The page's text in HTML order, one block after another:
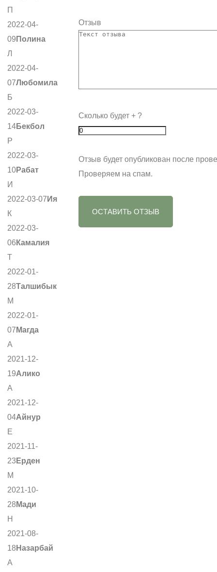
П
2022-04-
09 Полина
Л
2022-04-
07Любомила
Б
2022-03-
14Бекбол
Р
2022-03-
10Рабат
И
2022-03-07 Ия
К
2022-03-
06 Камалия
Т
2022-01-
28Талшибык
М
2022-01-
07 Магда
А
2021-12-
19Алико
А
2021-12-
04Айнур
Е
2021-11-
23 Ерден
М
2021-10-
28 Мади
Н
2021-08-
18 Назарбай
А
Отзыв
Сколько будет + ?
Отзыв будет опубликован после
Проверяем на спам.
ОСТАВИТЬ ОТЗЫВ